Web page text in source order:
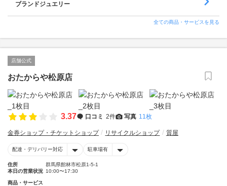
ブランドジュエリー
全ての商品・サービスを見る
店舗公式
おたからや松原店
3.37 口コミ 2件 写真 11枚
金券ショップ・チケットショップ リサイクルショップ 質屋
配達・デリバリー対応 駐車場有
住所
群馬県館林市松原1-5-1
本日の営業状況 10:00〜17:30
商品・サービス